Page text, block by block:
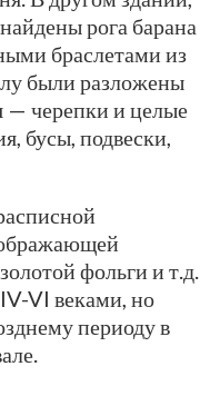
рога барана
браслетами из
были разложены
— черепки и целые
бусы, подвески,
фольги и т.д.
VI веками, но
периоду в